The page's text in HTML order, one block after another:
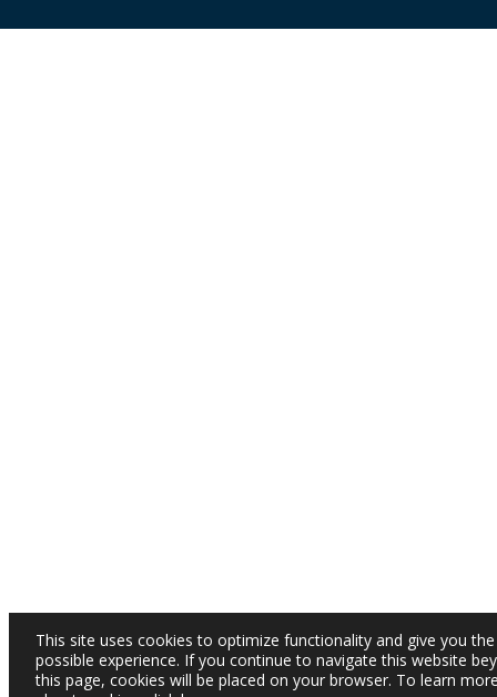
This site uses cookies to optimize functionality and give you
possible experience. If you continue to navigate this website
this page, cookies will be placed on your browser. To learn